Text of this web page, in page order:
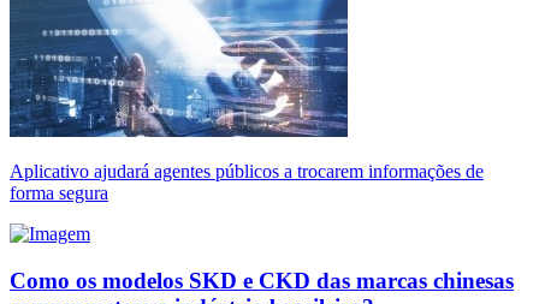
Aplicativo ajudará agentes públicos a trocarem informações de
forma segura
Como os modelos SKD e CKD das marcas chinesas